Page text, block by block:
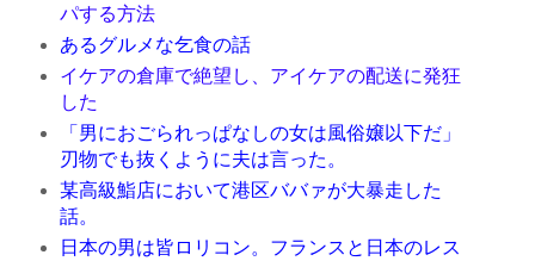
パする方法
あるグルメな乞食の話
イケアの倉庫で絶望し、アイケアの配送に発狂
した
「男におごられっぱなしの女は風俗嬢以下だ」
刃物でも抜くように夫は言った。
某高級鮨店において港区ババァが大暴走した
話。
日本の男は皆ロリコン。フランスと日本のレス